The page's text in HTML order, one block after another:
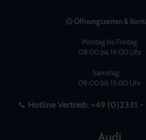
Öffnungszeiten &
Montag bis Freitag:
08:00 bis 19:00 Uhr
Samstag:
09:00 bis 15:00 Uhr
Hotline Vertrieb: +49 (0)2331
Audi